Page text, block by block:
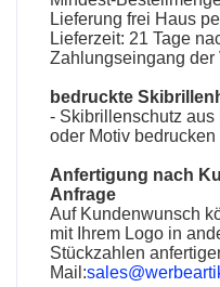
Lieferung frei Haus
Lieferzeit: 21 Tage
Zahlungseingang der
bedruckte
- Skibrillenschutz aus
oder Motiv bedrucken
Anfertigung nach
Anfrage
Auf Kundenwunsch
mit Ihrem Logo in
Stückzahlen
Mail: